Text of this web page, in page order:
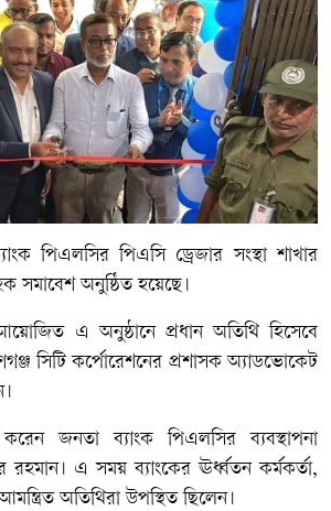
পিএলসির পিএসি ড্রেজার সংস্থা শাখার
সমাবেশ অনুষ্ঠিত হয়েছে।
এ অনুষ্ঠানে প্রধান অতিথি হিসেবে
সিটি কর্পোরেশনের প্রশাসক অ্যাডভোকেট
করেন জনতা ব্যাংক পিএলসির ব্যবস্থাপনা
এ সময় ব্যাংকের ঊর্ধ্বতন কর্মকর্তা,
অতিথিরা উপস্থিত ছিলেন।